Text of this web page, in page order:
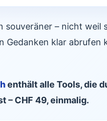
– nicht weil
Gedanken klar abrufen
enthält alle Tools, die
– CHF 49, einmalig.